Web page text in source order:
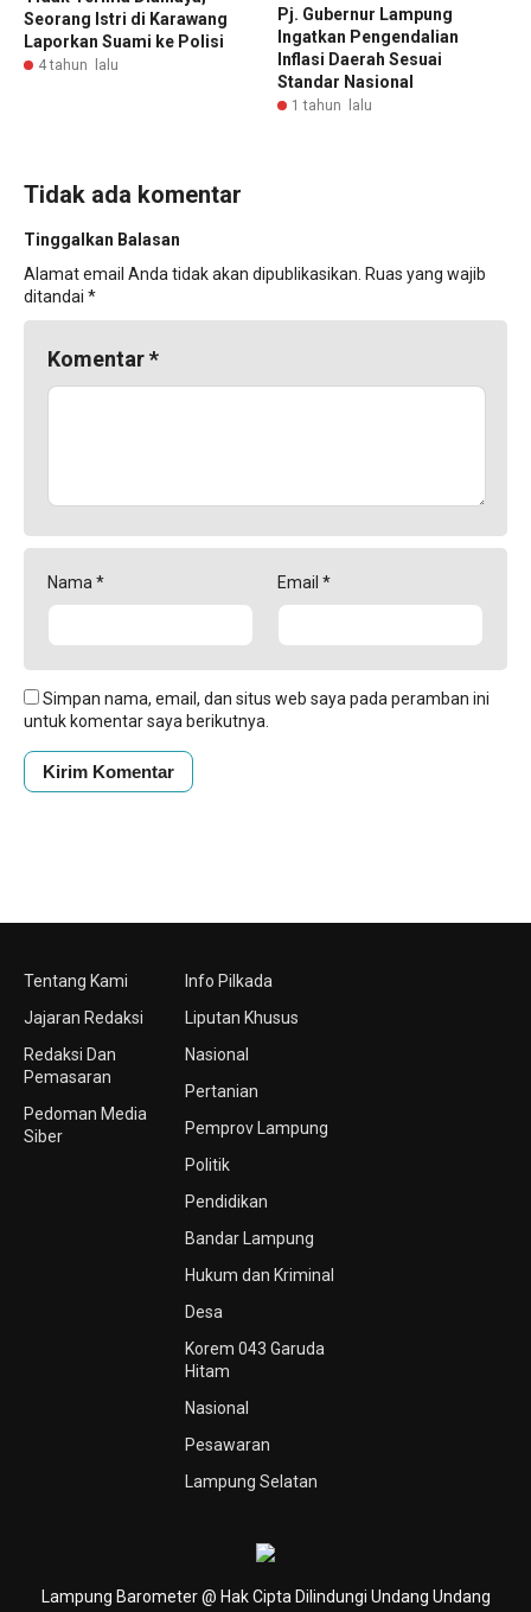
Seorang Istri di Karawang
Laporkan Suami ke Polisi
4 tahun lalu
Pj. Gubernur Lampung
Ingatkan Pengendalian
Inflasi Daerah Sesuai
Standar Nasional
1 tahun lalu
Tidak ada komentar
Tinggalkan Balasan
Alamat email Anda tidak akan dipublikasikan. Ruas yang wajib
ditandai *
Komentar*
Nama * Email *
Simpan nama, email, dan situs web saya pada peramban ini
untuk komentar saya berikutnya.
Tentang Kami
Jajaran Redaksi
Redaksi Dan
Pemasaran
Pedoman Media
Siber
Info Pilkada
Liputan Khusus
Nasional
Pertanian
Pemprov Lampung
Politik
Pendidikan
Bandar Lampung
Hukum dan Kriminal
Desa
Korem 043 Garuda
Hitam
Nasional
Pesawaran
Lampung Selatan
Lampung Barometer @ Hak Cipta Dilindungi Undang Undang